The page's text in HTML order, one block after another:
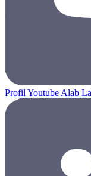
Profil Youtube Alab